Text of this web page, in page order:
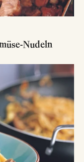
Nudeln